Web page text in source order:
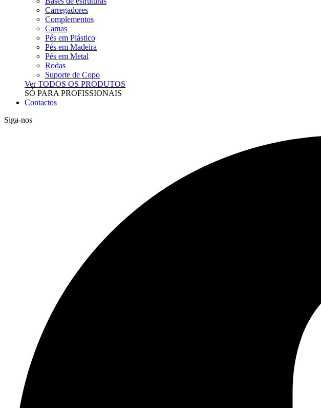
Carregadores
Complementos
Camas
Pés em Plástico
Pés em Madeira
Pés em Metal
Rodas
Suporte de Copo
Ver TODOS OS PRODUTOS
SÓ PARA PROFISSIONAIS
Contactos
Siga-nos